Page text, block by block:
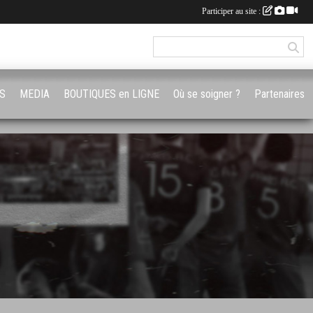
MEDIA BOUTIQUES en LIGNE Où se soigner ? Partenaires
Participer au site :